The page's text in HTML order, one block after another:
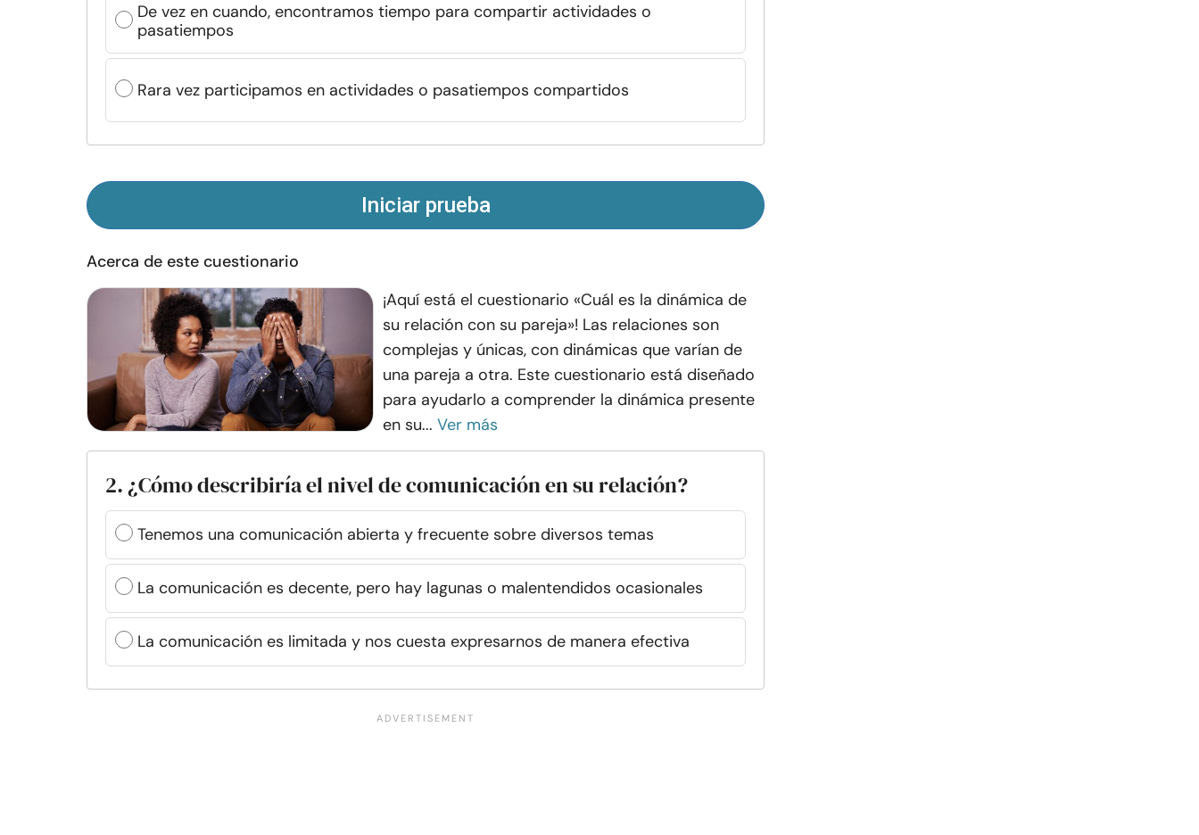
De vez en cuando, encontramos tiempo para compartir actividades o
pasatiempos
Rara vez participamos en actividades o pasatiempos compartidos
Iniciar prueba
Acerca de este cuestionario
¡Aquí está el cuestionario «Cuál es la dinámica de
su relación con su pareja»! Las relaciones son
complejas y únicas, con dinámicas que varían de
una pareja a otra. Este cuestionario está diseñado
para ayudarlo a comprender la dinámica presente
en su... Ver más
2. ¿Cómo describiría el nivel de comunicación en su relación?
Tenemos una comunicación abierta y frecuente sobre diversos temas
La comunicación es decente, pero hay lagunas o malentendidos ocasionales
La comunicación es limitada y nos cuesta expresarnos de manera efectiva